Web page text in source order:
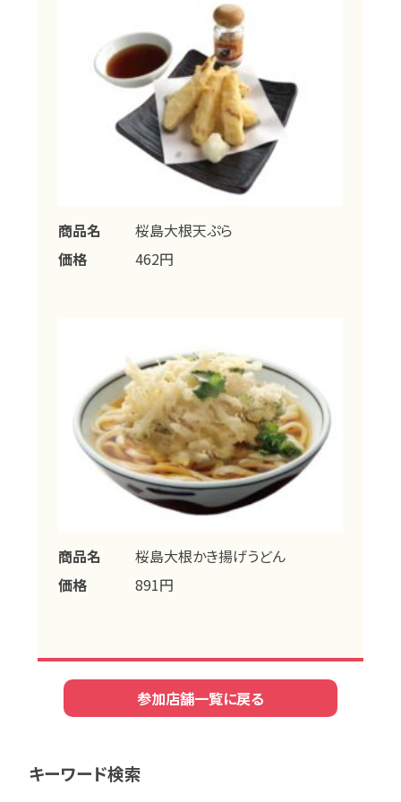
商品名
桜島大根天ぷら
価格
462円
商品名
桜島大根かき揚げうどん
価格
891円
参加店舗一覧に戻る
キーワード検索